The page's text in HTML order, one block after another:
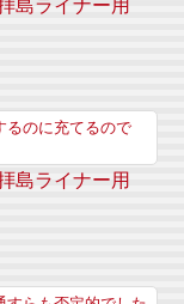
島ライナー用
るのに充てるので
島ライナー用